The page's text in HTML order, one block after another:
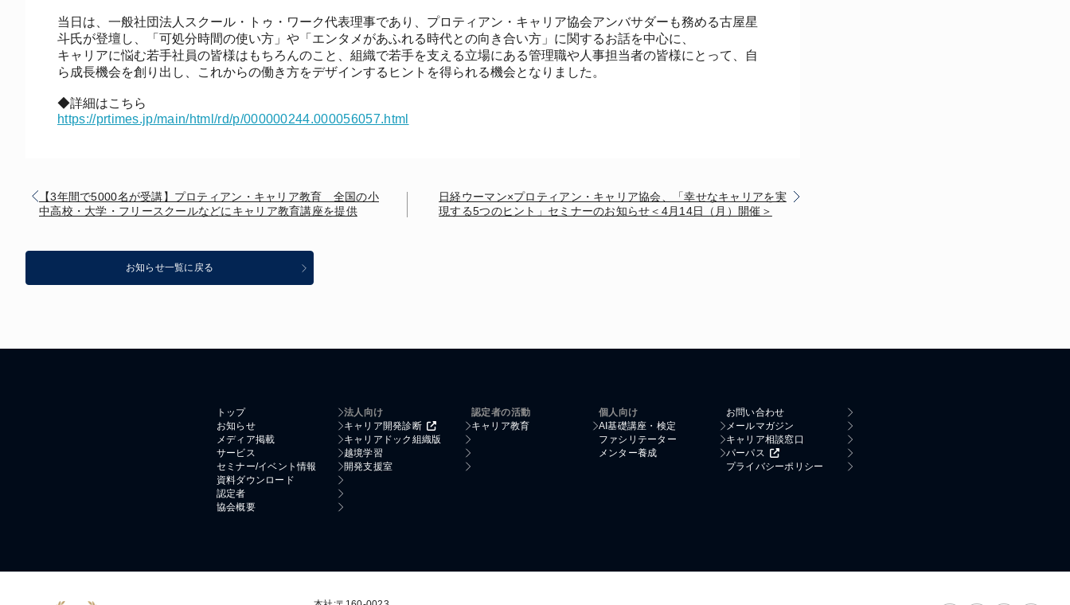
当日は、一般社団法人スクール・トゥ・ワーク代表理事であり、プロティアン・キャリア協会アンバサダーも務める古屋星
斗氏が登壇し、「可処分時間の使い方」や「エンタメがあふれる時代との向き合い方」に関するお話を中心に、
キャリアに悩む若手社員の皆様はもちろんのこと、組織で若手を支える立場にある管理職や人事担当者の皆様にとって、自
ら成長機会を創り出し、これからの働き方をデザインするヒントを得られる機会となりました。
◆詳細はこちら
https://prtimes.jp/main/html/rd/p/000000244.000056057.html
【3年間で5000名が受講】プロティアン・キャリア教育 全国の小
中高校・大学・フリースクールなどにキャリア教育講座を提供
日経ウーマン×プロティアン・キャリア協会、「幸せなキャリアを実
現する5つのヒント」セミナーのお知らせ＜4月14日（月）開催＞
お知らせ一覧に戻る
トップ
お知らせ
メディア掲載
サービス
セミナー/イベント情報
資料ダウンロード
認定者
協会概要
法人向け
キャリア開発診断
キャリアドック組織版
越境学習
開発支援室
認定者の活動
キャリア教育
個人向け
AI基礎講座・検定
ファシリテーター
メンター養成
お問い合わせ
メールマガジン
キャリア相談窓口
パーパス
プライバシーポリシー